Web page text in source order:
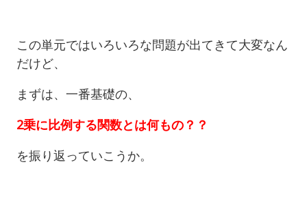
この単元ではいろいろな問題が出てきて大変なん
だけど、
まずは、一番基礎の、
2乗に比例する関数とは何もの？？
を振り返っていこうか。